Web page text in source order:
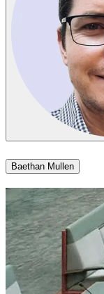
Baethan Mullen​​​​‌ ‍ ​‍​‍‌‍ ‌ ​‍‌‍‍‌‌‍‌ ‌‍‍‌‌‍ ‍​‍​‍​ ‍‍​‍​‍‌ ​ ‌‍​‌‌‍ ‍‌‍‍‌‌ ‌​‌ ‍‌​‍ ‍‌‍‍‌‌‍ ​‍​‍​‍ ​​‍​‍‌‍‍​‌ ​‍‌‍‌‌‌‍‌‍​‍​‍​ ‍‍​‍​‍‌‍‍​‌ ‌​‌ ‌​‌ ​​​ ‍‍​‍ ​‍ ‌‍ ​‌‍ ‌‍​ ‌‍​‌‌‍ ​‌‍‍​‌‍ ‌ ​ ‌ ‌​​ ‍‍​ ​ ​ ​ ​ ​ ​ ​ ​‍ ‌‍‍‌‌‍ ‍‌ ‌​‌‍‌‌‌‍ ‍‌ ‌​​‍ ‌‍‌‌‌‍‌​‌‍‍‌‌ ‌​​‍ ‌‍ ‌‌‍ ‌‍‌​‌‍‌‌​ ‌‌ ​​‌ ​‍‌‍‌‌‌ ​ ‌‍‌‌‌‍ ‍‌ ‌​‌‍​‌‌ ‌​‌‍‍‌‌‍ ‌‍ ‍​ ‍ ‌‍‍‌‌‍‌​​ ‌​ ​‍‌‍​‍​ ‌​​ ​‌​ ​‍‌‍​‍‌‍​‌‌‍​‌​‍ ‌​ ‍​​ ​​​ ‍‌​ ​‍​‍ ‌​ ‌​‌‍​‍​ ‍​​ ‌ ​‍ ‌‌‍​‍‌‍‌​‌‍‌‌​ ‌‌​‍ ‌​ ​ ‌‍‌​‌‍​‌​ ‌​​ ‌‌​ ​‍​ ‍​​ ‍‌​ ‍‌​ ​ ​ ​ ​ ‍‌​ ‍ ‌ ‌​‌ ‍‌‌ ​​‌‍‌‌​ ‌‌‍​‌‌ ‌‌‌ ‌​‌‍‍​‌‍ ‌ ​‍​ ‍ ‌ ​​‌‍​‌‌ ‌​‌‍‍​​ ‌‌‍ ‍‌‍​‌‌‍ ‌‌‍‌‌​ ‌‍​‍‌‍​‌‌ ​ ‌‍‌‌‌‌‌‌‌ ​‍‌‍ ​​ ‌‌‍‍​‌ ‌​‌ ‌​‌ ​​​‍‌‌​ ​ ‌​​‌​‍‌‌​ ​‍‌​‌‍​‍‌‌​ ​‍‌​‌‍‌‍ ​‌‍ ‌‍​ ‌‍​‌‌‍ ​‌‍‍​‌‍ ‌ ​ ‌ ‌​​‍‌‌​ ​ ‌​​‌​ ​ ​ ​ ​ ​ ​ ​ ​‍‌‍‌‍‍‌‌‍‌​​ ‌​ ​‍‌‍​‍​ ‌​​ ​‌​ ​‍‌‍​‍‌‍​‌‌‍​‌​‍ ‌​ ‍​​ ​​​ ‍‌​ ​‍​‍ ‌​ ‌​‌‍​‍​ ‍​​ ‌ ​‍ ‌‌‍​‍‌‍‌​‌‍‌‌​ ‌‌​‍ ‌​ ​ ‌‍‌​‌‍​‌​ ‌​​ ‌‌​ ​‍​ ‍​​ ‍‌​ ‍‌​ ​ ​ ​ ​ ‍‌​‍‌‍‌ ‌​‌ ‍‌‌ ​​‌‍‌‌​ ‌‌‍​‌‌ ‌‌‌ ‌​‌‍‍​‌‍ ‌ ​‍​‍‌‍‌ ​​‌‍​‌‌ ‌​‌‍‍​​ ‌‌‍ ‍‌‍​‌‌‍ ‌‌‍‌‌​‍‌‍‌ ​​‌‍‌‌‌ ​‍‌ ​ ‌ ​​‌‍‌‌‌‍​ ‌ ‌​‌‍‍‌‌ ‌‍‌‍‌‌​ ‌‌ ​​‌ ‌‌‌‍​‍‌‍ ​‌‍‍‌‌ ​ ‌‍‍​‌‍‌‌‌‍‌​​‍​‍‌ ‌